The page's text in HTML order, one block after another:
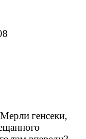
генсеки,